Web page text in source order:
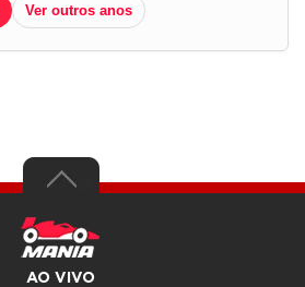
Ver outros anos
AO VIVO